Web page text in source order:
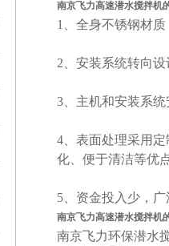
南京飞力高速潜水搅拌机
1、全身不锈钢材质
2、安装系统转向设
3、主机和安装系统
4、表面处理采用
化、便于清洁等优点
5、资金投入少，广
南京飞力高速潜水搅拌机
南京飞力环保潜水